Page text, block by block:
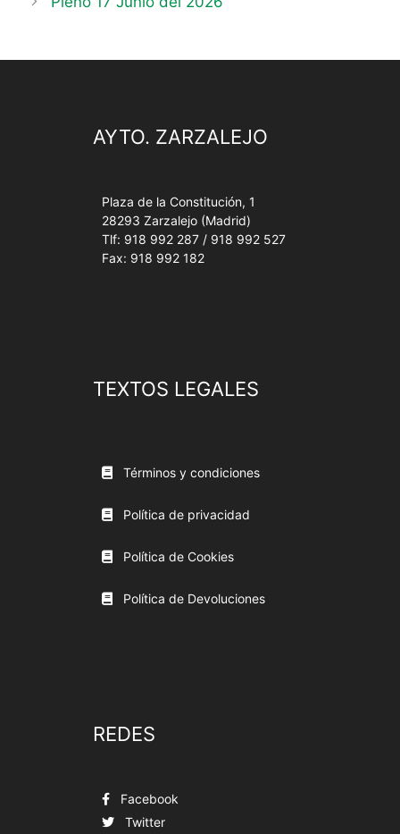
AYTO. ZARZALEJO
Plaza de la Constitución, 1
28293 Zarzalejo (Madrid)
Tlf: 918 992 287 / 918 992 527
Fax: 918 992 182
TEXTOS LEGALES
Términos y condiciones
Política de privacidad
Política de Cookies
Política de Devoluciones
REDES
Facebook
Twitter